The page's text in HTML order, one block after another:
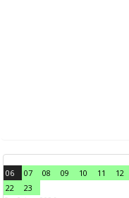
06 07 08 09 10 11 12
22
23